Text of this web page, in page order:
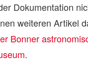
Dokumentation
weiteren Artikel
Bonner
.